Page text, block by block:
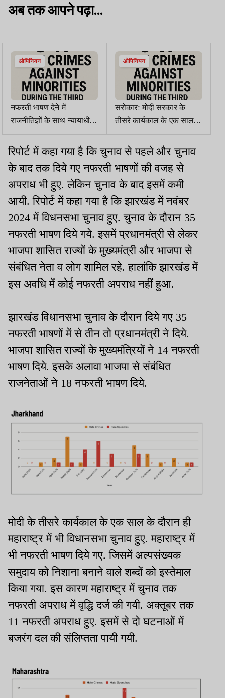
अब तक आपने पढ़ा...
ओपिनियन
नफरती भाषण देने में
राजनीतिज्ञों के साथ न्यायाधीश
व पत्रकार भी शामिल
ओपिनियन
सरोकारः मोदी सरकार के
तीसरे कार्यकाल के एक साल में
अल्पसंख्यकों के खिलाफ कुल
947 नफरती अपराध हुए
रिपोर्ट में कहा गया है कि चुनाव से पहले और चुनाव
के बाद तक दिये गए नफरती भाषणों की वजह से
अपराध भी हुए. लेकिन चुनाव के बाद इसमें कमी
आयी. रिपोर्ट में कहा गया है कि झारखंड में नवंबर
2024 में विधनसभा चुनाव हुए. चुनाव के दौरान 35
नफरती भाषण दिये गये. इसमें प्रधानमंत्री से लेकर
भाजपा शासित राज्यों के मुख्यमंत्री और भाजपा से
संबंधित नेता व लोग शामिल रहे. हालांकि झारखंड में
इस अवधि में कोई नफरती अपराध नहीं हुआ.
झारखंड विधानसभा चुनाव के दौरान दिये गए 35
नफरती भाषणों में से तीन तो प्रधानमंत्री ने दिये.
भाजपा शासित राज्यों के मुख्यमंत्रियों ने 14 नफरती
भाषण दिये. इसके अलावा भाजपा से संबंधित
राजनेताओं ने 18 नफरती भाषण दिये.
मोदी के तीसरे कार्यकाल के एक साल के दौरान ही
महाराष्ट्र में भी विधानसभा चुनाव हुए. महाराष्ट्र में
भी नफरती भाषण दिये गए. जिसमें अल्पसंख्यक
समुदाय को निशाना बनाने वाले शब्दों को इस्तेमाल
किया गया. इस कारण महाराष्ट्र में चुनाव तक
नफरती अपराध में वृद्धि दर्ज की गयी. अक्तूबर तक
11 नफरती अपराध हुए. इसमें से दो घटनाओं में
बजरंग दल की संलिप्तता पायी गयी.